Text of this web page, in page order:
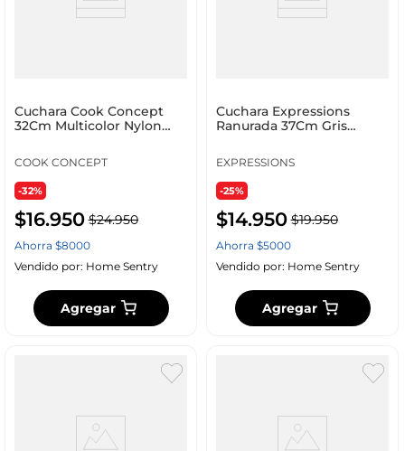
Cuchara Cook Concept
32Cm Multicolor Nylon
COOK CONCEPT
-32%
$16.950 $24.950
Ahorra $8000
Vendido por: Home Sentry
Agregar
Cuchara Expressions
Ranurada 37Cm Gris
EXPRESSIONS
-25%
$14.950 $19.950
Ahorra $5000
Vendido por: Home Sentry
Agregar